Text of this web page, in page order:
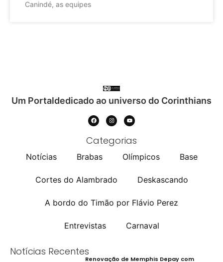
Canindé, as equipes
Um Portaldedicado ao universo do Corinthians
Categorias
Notícias Brabas Olímpicos Base
Cortes do Alambrado Deskascando
A bordo do Timão por Flávio Perez
Entrevistas Carnaval
Notícias Recentes
Renovação de Memphis Depay com